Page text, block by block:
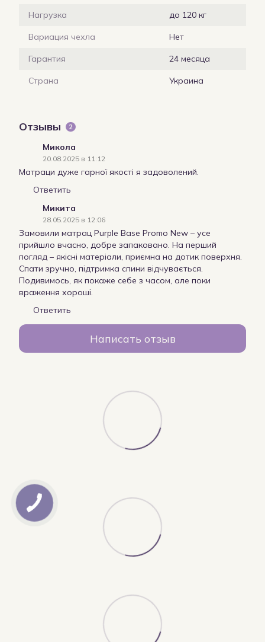
Нагрузка до 120 кг
Вариация чехла Нет
Гарантия 24 месяца
Страна Украина
Отзывы 2
Микола
20.08.2025 в 11:12
Матраци дуже гарної якості я задоволений.
Ответить
Микита
28.05.2025 в 12:06
Замовили матрац Purple Base Promo New – усе
прийшло вчасно, добре запаковано. На перший
погляд – якісні матеріали, приємна на дотик поверхня.
Спати зручно, підтримка спини відчувається.
Подивимось, як покаже себе з часом, але поки
враження хороші.
Ответить
Написать отзыв